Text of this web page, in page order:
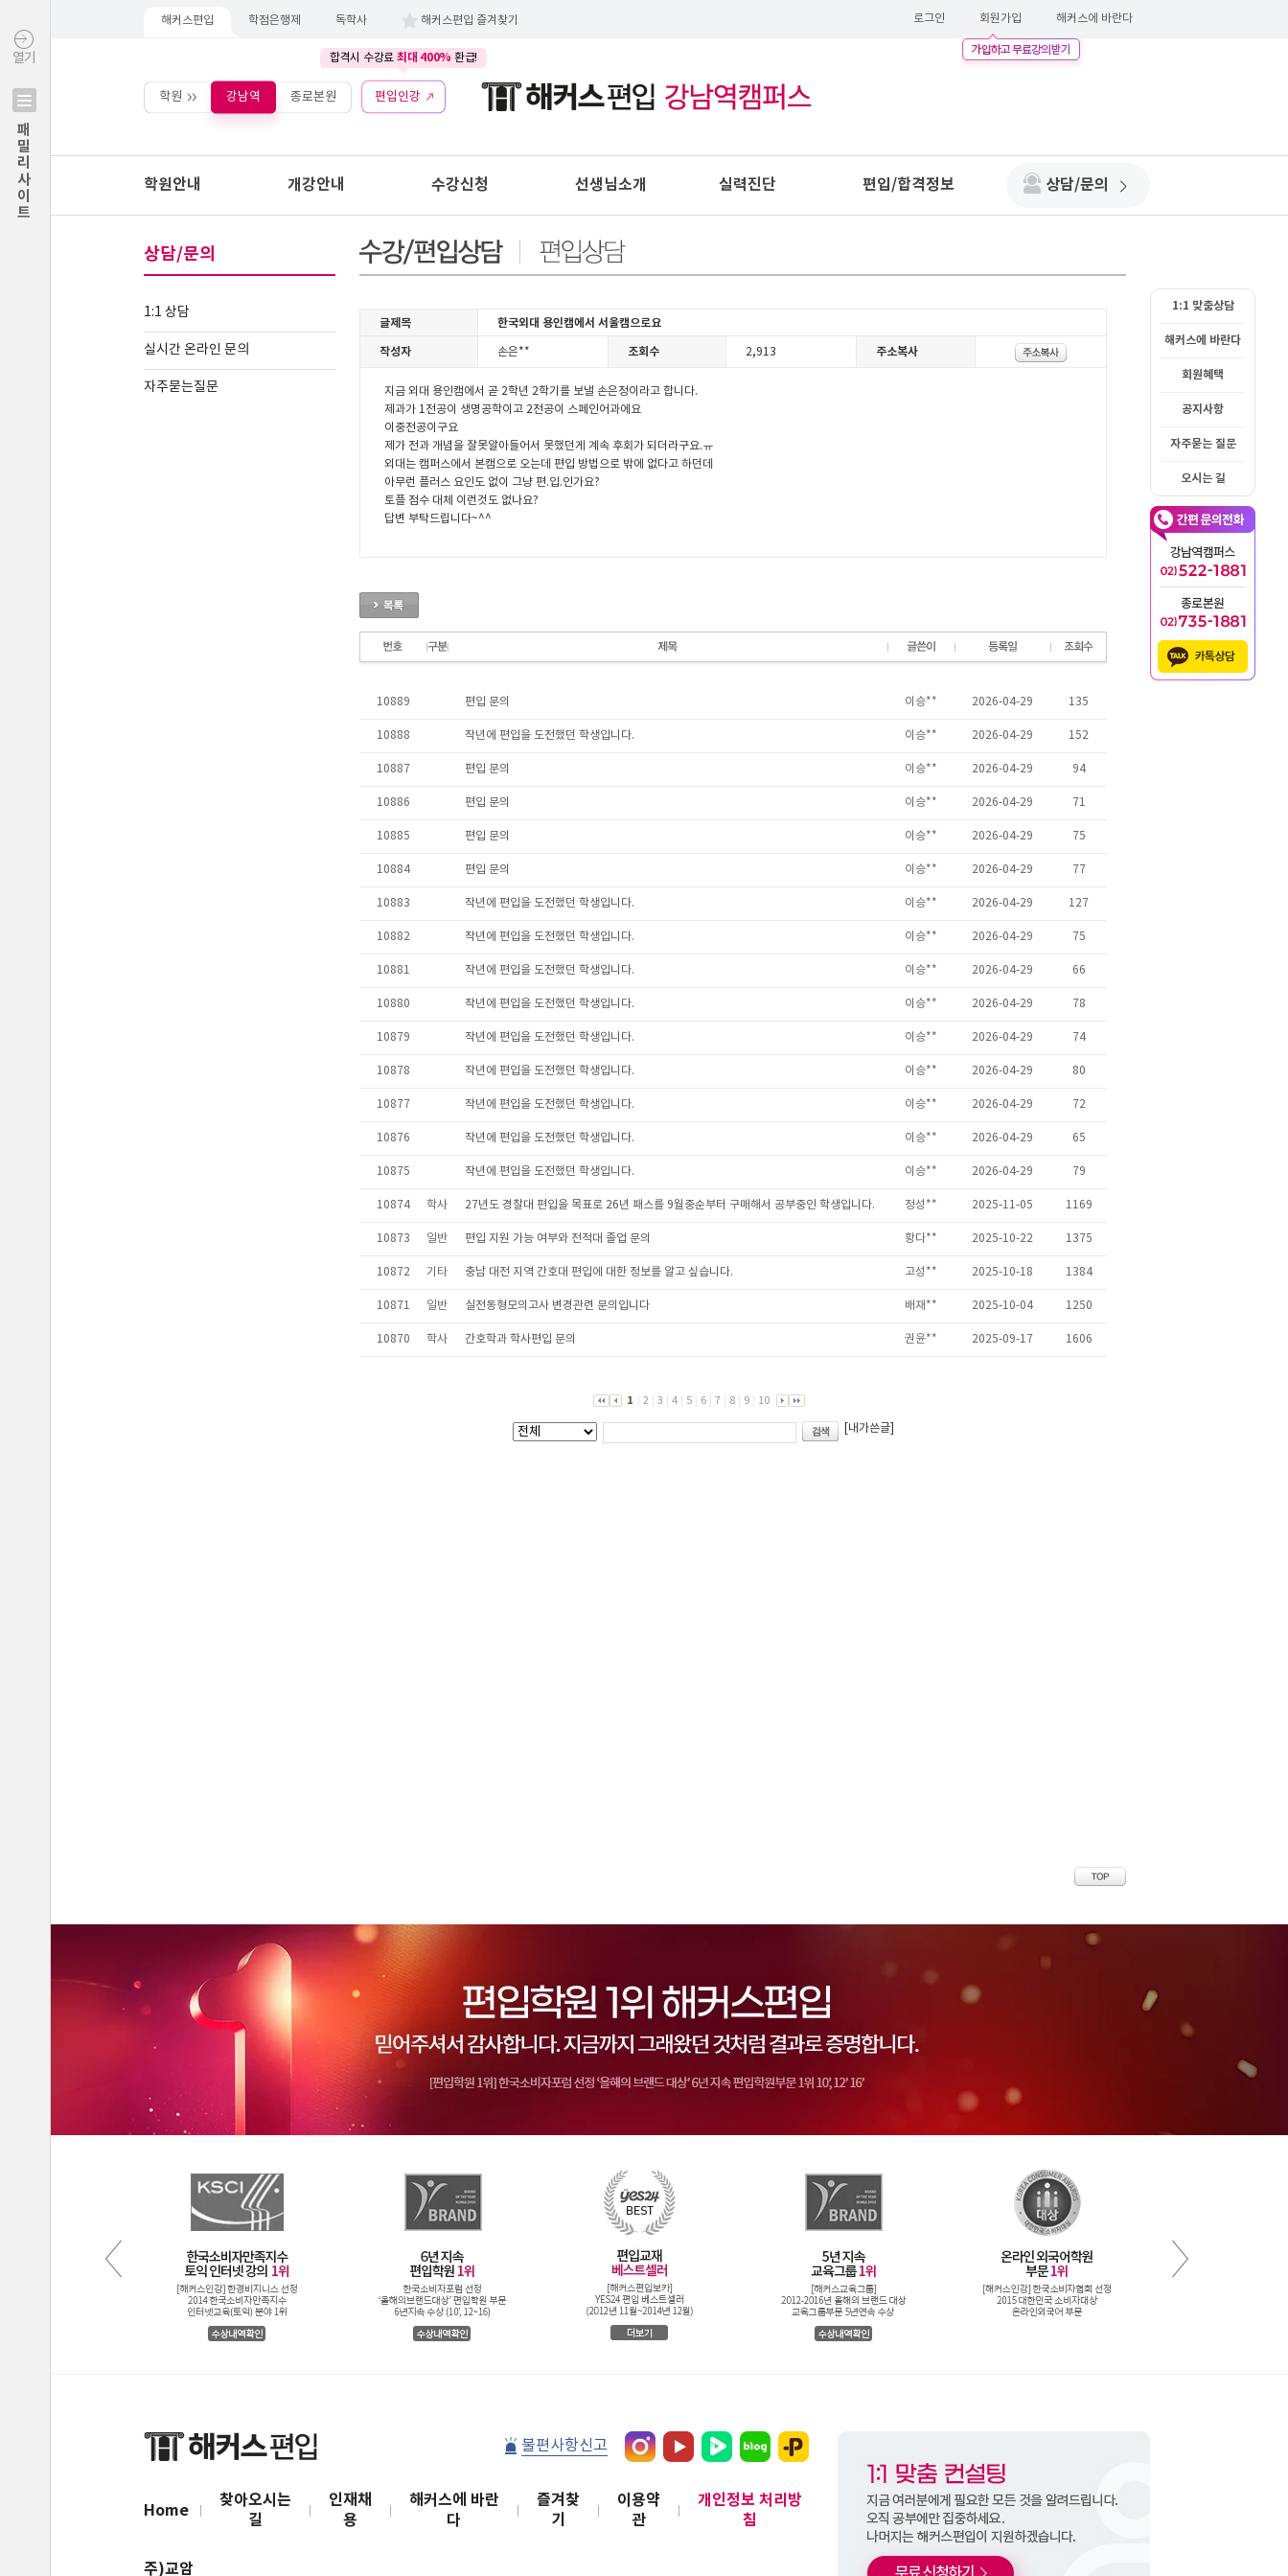
열기
패밀리사이트
해커스편입 학점은행제 독학사 해커스편입 즐겨찾기 로그인 회원가입 해커스에 바란다
합격시 수강료 최대 400% 환급!
학원 강남역 종로본원 편입인강
학원안내 개강안내 수강신청 선생님소개 실력진단 편입/합격정보 상담/문의
상담/문의
1:1 상담
실시간 온라인 문의
자주묻는질문
1:1 맞춤상담
해커스에 바란다
회원혜택
공지사항
자주묻는 질문
오시는 길
불편사항신고
Home
찾아오시는
길
인재채
용
해커스에 바란
다
즐겨찾
기
이용약
관
개인정보 처리방
침
주)교암